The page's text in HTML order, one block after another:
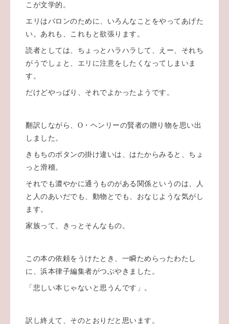
こが文学的。
エリはバロンのために、いろんなことをやってあげた
い。あれも、これもと欲張ります。
読者としては、ちょっとハラハラして、えー、それち
がうでしょと、エリに注意をしたくなってしまいま
す。
だけどやっぱり、それでよかったようです。
翻訳しながら、O・ヘンリーの賢者の贈り物を思い出
しました。
きもちのボタンの掛け違いは、はたからみると、ちょ
っと滑稽。
それでも濃やかに通うものがある関係というのは、人
と人のあいだでも、動物とでも、おなじような気がし
ます。
家族って、きっとそんなもの。
この本の依頼をうけたとき、一瞬ためらったわたし
に、浜本律子編集者がつぶやきました。
「悲しい本じゃないと思うんです」。
訳し終えて、そのとおりだと思います。